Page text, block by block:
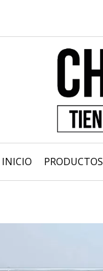
INICIO PRODUCTOS